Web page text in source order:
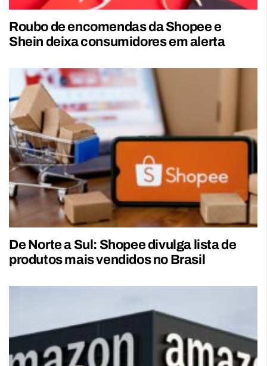
Roubo de encomendas da Shopee e
Shein deixa consumidores em alerta
De Norte a Sul: Shopee divulga lista de
produtos mais vendidos no Brasil